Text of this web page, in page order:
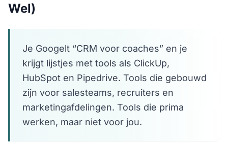
Wel)
Je Googelt “CRM voor coaches” en je
krijgt lijstjes met tools als ClickUp,
HubSpot en Pipedrive. Tools die gebouwd
zijn voor salesteams, recruiters en
marketingafdelingen. Tools die prima
werken, maar niet voor jou.